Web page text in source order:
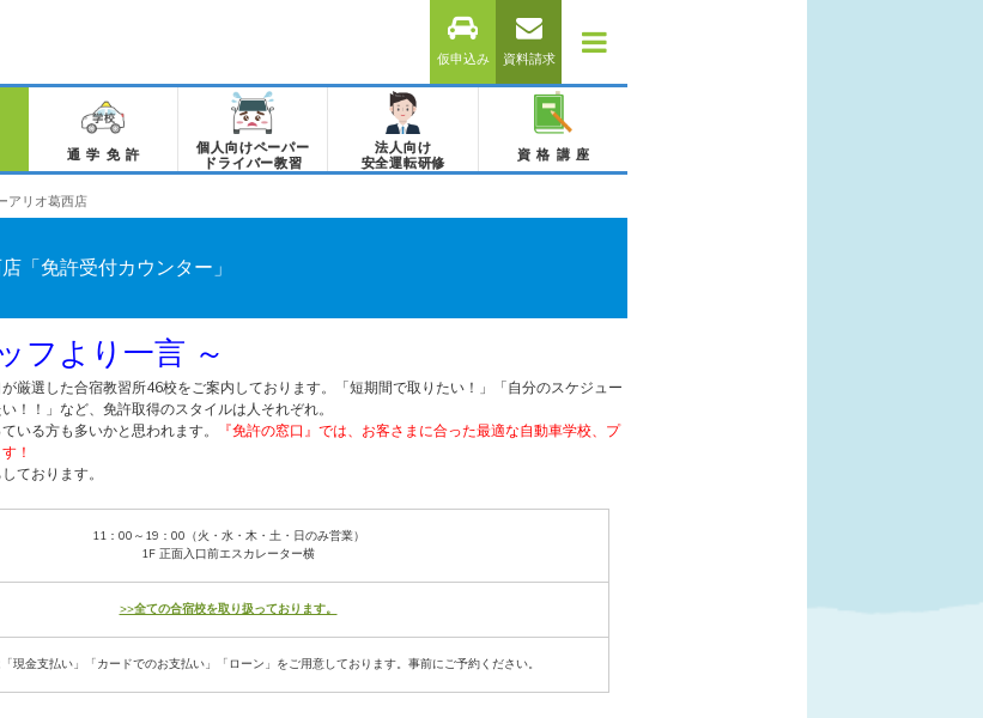
仮申込み 資料請求
通学免許
個人向けペーパー
ドライバー教習
法人向け
安全運転研修
資格講座
アリオ葛西店
「免許受付カウンター」
フより一言 ～
厳選した合宿教習所46校をご案内しております。「短期間で取りたい！」「自分のスケジュー
！！」など、免許取得のスタイルは人それぞれ。
いる方も多いかと思われます。
『免許の窓口』では、お客さまに合った最適な自動車学校、プ
！
ております。
11：00～19：00（火・水・木・土・日のみ営業）
1F 正面入口前エスカレーター横
>>全ての合宿校を取り扱っております。
現金支払い」「カードでのお支払い」「ローン」をご用意しております。事前にご予約ください。